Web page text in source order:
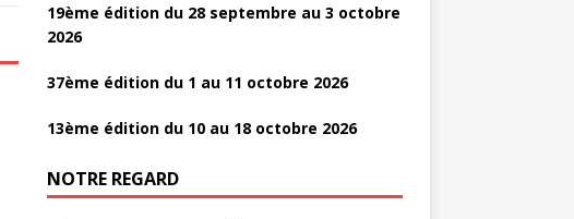
19ème édition du 28 septembre au 3 octobre
2026
37ème édition du 1 au 11 octobre 2026
13ème édition du 10 au 18 octobre 2026
NOTRE REGARD